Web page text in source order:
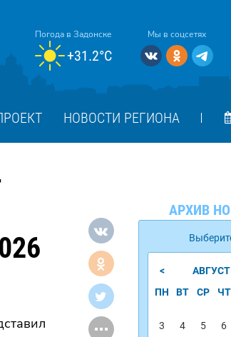
Погода в Задонске
+31.2°C
Мы в соцсетях
НОВОСТИ РЕГИОНА
...
АРХИВ
< АВГУСТ
ПН
ВТ СР ЧТ
3
4 5 6